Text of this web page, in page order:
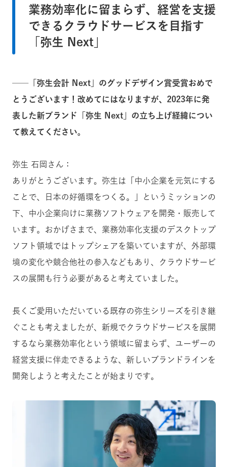
業務効率化に留まらず、経営を支援
できるクラウドサービスを目指す
「弥生 Next」
──「弥生会計 Next」のグッドデザイン賞受賞おめで
とうございます！改めてにはなりますが、2023年に発
表した新ブランド「弥生 Next」の立ち上げ経緯につい
て教えてください。
弥生 石岡さん：
ありがとうございます。弥生は「中小企業を元気にする
ことで、日本の好循環をつくる。」というミッションの
下、中小企業向けに業務ソフトウェアを開発・販売して
います。おかげさまで、業務効率化支援のデスクトップ
ソフト領域ではトップシェアを築いていますが、外部環
境の変化や競合他社の参入などもあり、クラウドサービ
スの展開も行う必要があると考えていました。
長くご愛用いただいている既存の弥生シリーズを引き継
ぐことも考えましたが、新規でクラウドサービスを展開
するなら業務効率化という領域に留まらず、ユーザーの
経営支援に伴走できるような、新しいブランドラインを
開発しようと考えたことが始まりです。